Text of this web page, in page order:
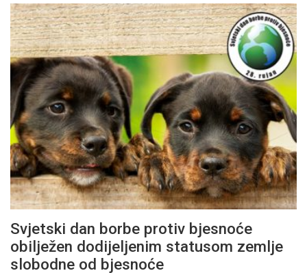
Svjetski dan borbe protiv bjesnoće
obilježen dodijeljenim statusom zemlje
slobodne od bjesnoće